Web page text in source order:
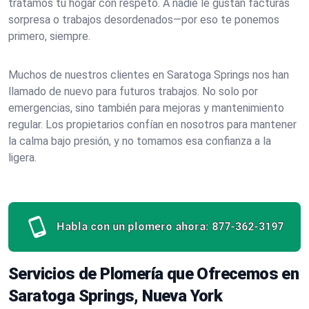
tratamos tu hogar con respeto. A nadie le gustan facturas
sorpresa o trabajos desordenados—por eso te ponemos
primero, siempre.
Muchos de nuestros clientes en Saratoga Springs nos han
llamado de nuevo para futuros trabajos. No solo por
emergencias, sino también para mejoras y mantenimiento
regular. Los propietarios confían en nosotros para mantener
la calma bajo presión, y no tomamos esa confianza a la
ligera.
Habla con un plomero ahora: 877-362-3197
Servicios de Plomería que Ofrecemos en
Saratoga Springs, Nueva York